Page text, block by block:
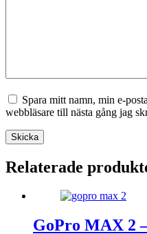
Spara mitt namn, min e-
webbläsare till nästa gång jag
Skicka
Relaterade
GoPro MAX 2